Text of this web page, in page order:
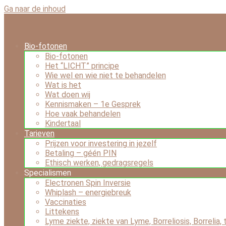
Ga naar de inhoud
Bio-fotonen
Bio-fotonen
Het “LICHT” principe
Wie wel en wie niet te behandelen
Wat is het
Wat doen wij
Kennismaken – 1e Gesprek
Hoe vaak behandelen
Kindertaal
Tarieven
Prijzen voor investering in jezelf
Betaling – géén PIN
Ethisch werken, gedragsregels
Specialismen
Electronen Spin Inversie
Whiplash – energiebreuk
Vaccinaties
Littekens
Lyme ziekte, ziekte van Lyme, Borreliosis,